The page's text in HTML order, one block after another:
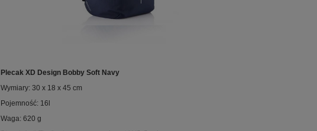
Plecak XD Design Bobby Soft Navy
Wymiary: 30 x 18 x 45 cm
Pojemność: 16l
Waga: 620 g